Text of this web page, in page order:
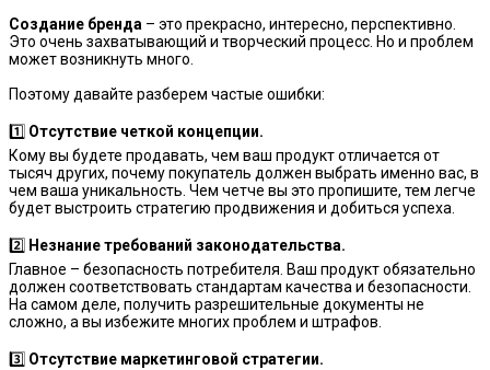
Создание бренда – это прекрасно, интересно, перспективно.
Это очень захватывающий и творческий процесс. Но и проблем
может возникнуть много.
Поэтому давайте разберем частые ошибки:
1️⃣ Отсутствие четкой концепции.
Кому вы будете продавать, чем ваш продукт отличается от
тысяч других, почему покупатель должен выбрать именно вас, в
чем ваша уникальность. Чем четче вы это пропишите, тем легче
будет выстроить стратегию продвижения и добиться успеха.
2️⃣ Незнание требований законодательства.
Главное – безопасность потребителя. Ваш продукт обязательно
должен соответствовать стандартам качества и безопасности.
На самом деле, получить разрешительные документы не
сложно, а вы избежите многих проблем и штрафов.
3️⃣ Отсутствие маркетинговой стратегии.